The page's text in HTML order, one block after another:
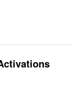
YORKER